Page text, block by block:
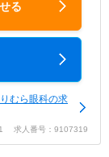
る
むら眼科の求
求人番号：9107319